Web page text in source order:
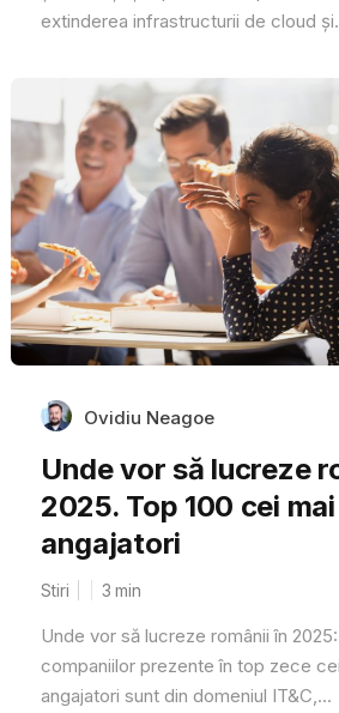
extinderea infrastructurii de cloud
Ovidiu Neagoe
Unde vor să lucreze
2025. Top 100 cei
angajatori
Stiri 3 min
Unde vor să lucreze românii în
companiilor prezente în top zece
angajatori sunt din domeniul IT&C,...